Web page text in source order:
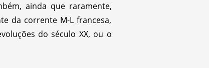
ainda que raramente,
da corrente M-L francesa,
do século XX, ou o